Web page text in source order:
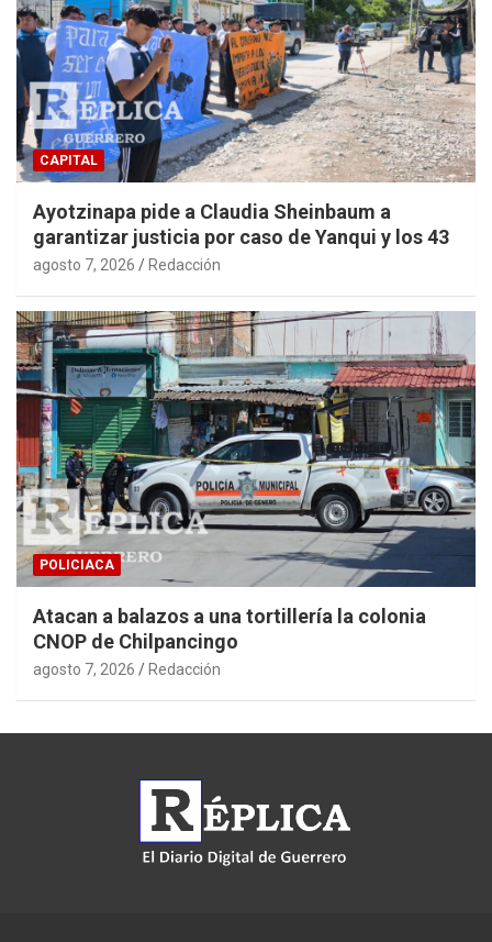
CAPITAL
Ayotzinapa pide a Claudia Sheinbaum a
garantizar justicia por caso de Yanqui y los 43
agosto 7, 2026 Redacción
POLICIACA
Atacan a balazos a una tortillería la colonia
CNOP de Chilpancingo
agosto 7, 2026 Redacción